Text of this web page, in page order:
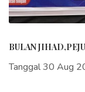
BULAN
Tanggal 30 Aug